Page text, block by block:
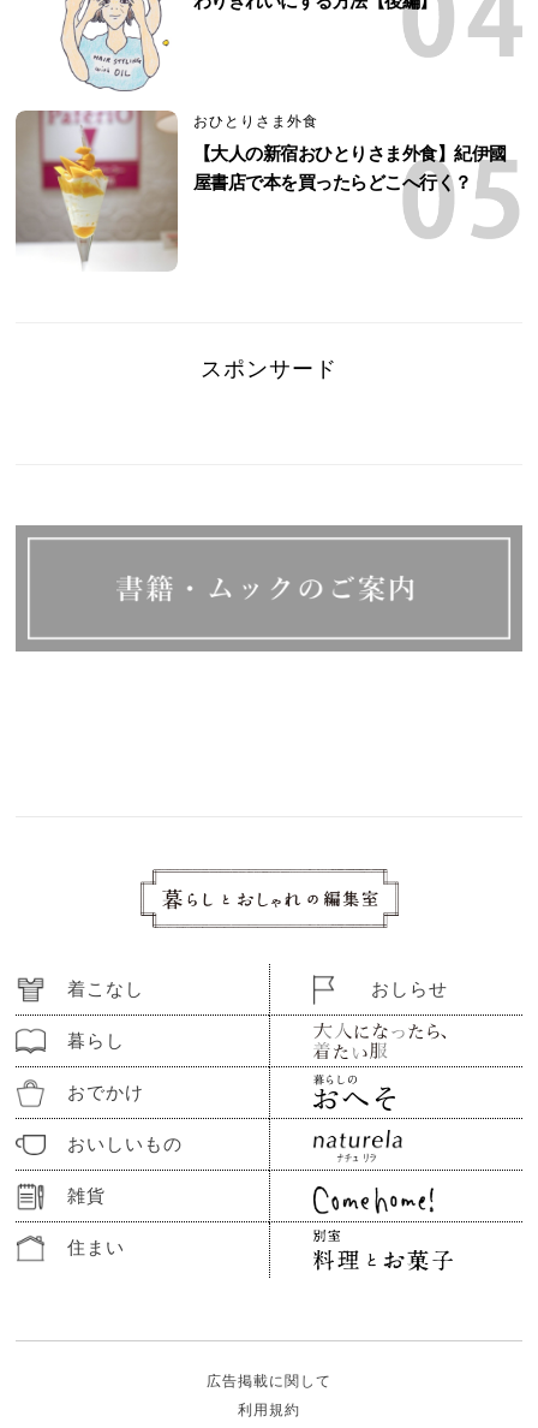
おひとりさま外食
【大人の新宿おひとりさま外食】紀伊國
屋書店で本を買ったらどこへ行く？
スポンサード
着こなし
暮らし
おでかけ
おいしいもの
雑貨
住まい
おしらせ
広告掲載に関して
利用規約